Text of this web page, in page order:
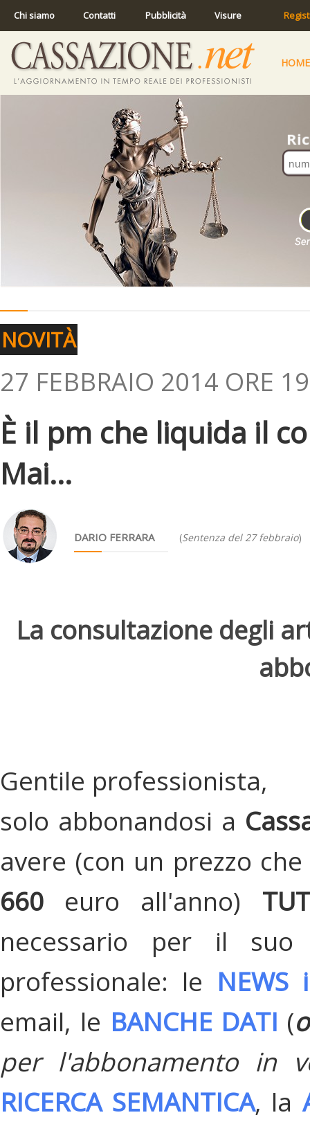
Chi siamo Contatti Pubblicità Visure
HOME
NOVITÀ
27 FEBBRAIO 2014 ORE
È il pm che liquida il
Mai...
DARIO FERRARA (Sentenza del 27 febbraio)
La consultazione degli
Gentile professionista,
solo abbonandosi a
avere (con un prezzo
660 euro all'anno)
necessario per il suo
professionale: le
email, le BANCHE DATI (
per l'abbonamento in
RICERCA SEMANTICA, la